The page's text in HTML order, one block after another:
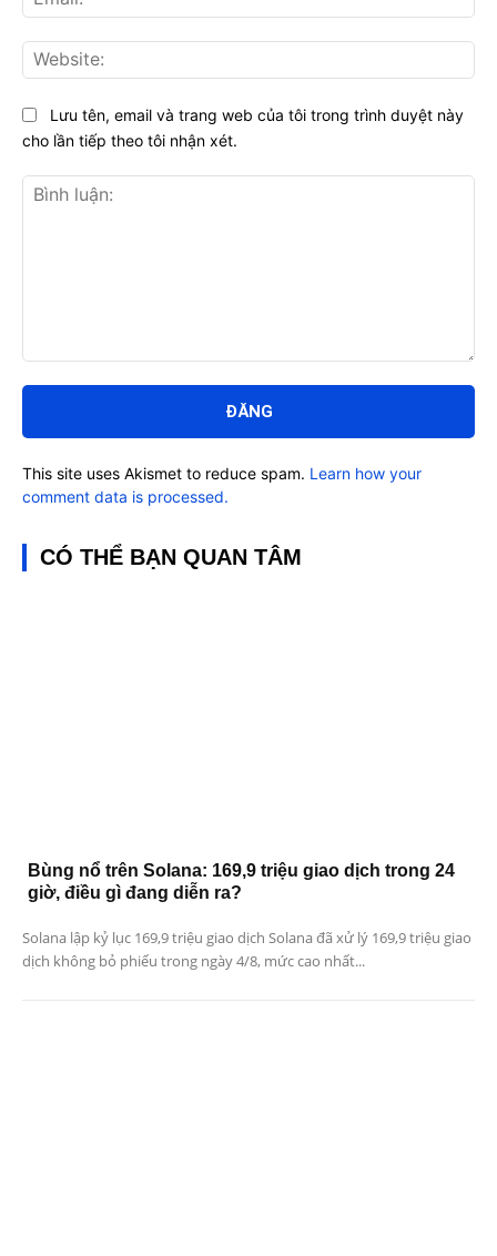
luận:
Lưu tên, email và trang web của tôi trong trình duyệt này
cho lần tiếp theo tôi nhận xét.
This site uses Akismet to reduce spam. Learn how your
comment data is processed.
CÓ THỂ BẠN QUAN TÂM
Bùng nổ trên Solana: 169,9 triệu giao dịch trong 24
giờ, điều gì đang diễn ra?
Solana lập kỷ lục 169,9 triệu giao dịch Solana đã xử lý 169,9 triệu giao
dịch không bỏ phiếu trong ngày 4/8, mức cao nhất...